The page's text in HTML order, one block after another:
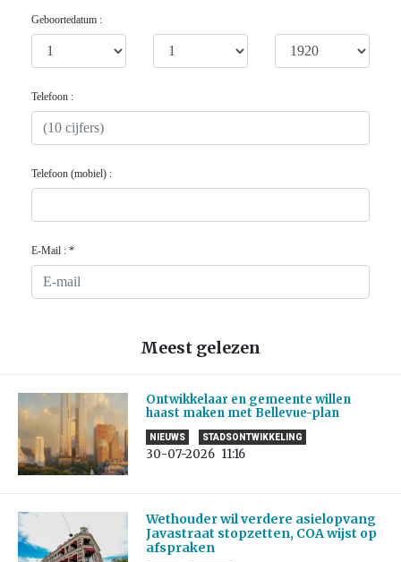
Meest gelezen
Ontwikkelaar en gemeente willen
haast maken met Bellevue-plan
NIEUWS STADSONTWIKKELING
30-07-2026 11:16
Wethouder wil verdere asielopvang
Javastraat stopzetten, COA wijst op
afspraken